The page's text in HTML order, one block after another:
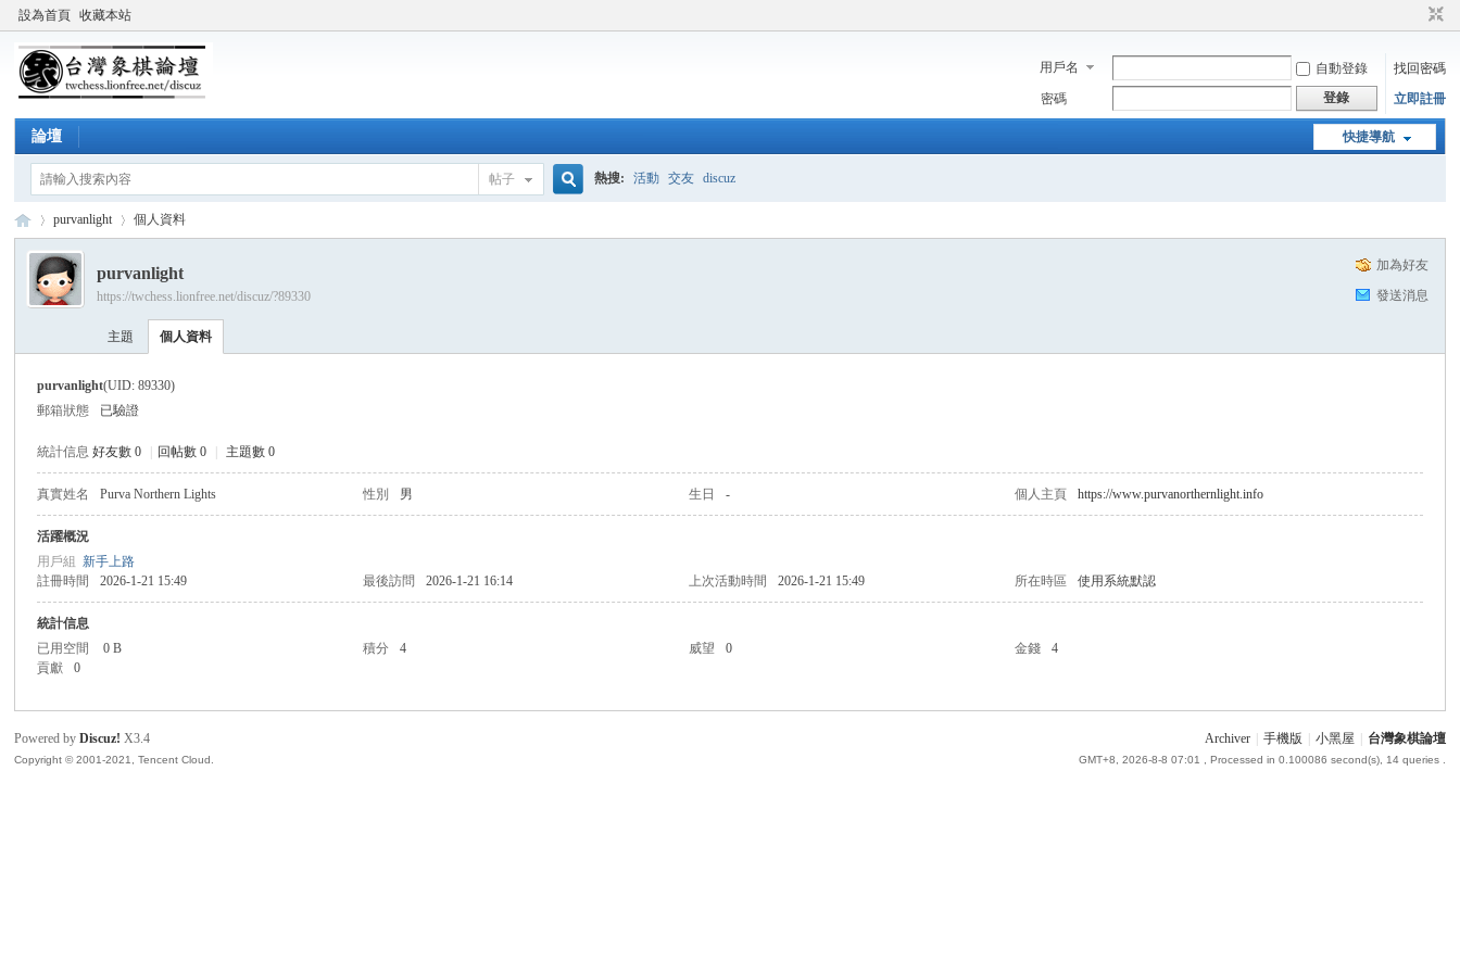
設為首頁 收藏本站
用戶名 自動登錄
找回密碼
密碼
登錄 立即註冊
快捷導航
論壇
帖子 熱搜: 活動 交友 discuz
象
›
purvanlight 個人資料
加為好友
發送消息
purvanlight
https://twchess.lionfree.net/discuz/?89330
主題 個人資料
purvanlight(UID: 89330)
郵箱狀態
已驗證
統計信息 好友數 0 回帖數 0 主題數 0
真實姓名 Purva Northern Lights 性別 男 生日 - 個人主頁 https://www.purvanorthernlight.info
活躍概況
用戶組新手上路
註冊時間
2026-1-21 15:49 最後訪問 2026-1-21 16:14 上次活動時間 2026-1-21 15:49 所在時區 使用系統默認
統計信息
已用空間
0 B 積分 4 威望 0 金錢
4
貢獻
0
Archiver 手機版 小黑屋 台灣象棋論壇
GMT+8, 2026-8-8 07:01 , Processed in 0.100086 second(s), 14 queries .
Powered byDiscuz! X3.4
Copyright © 2001-2021, Tencent Cloud.